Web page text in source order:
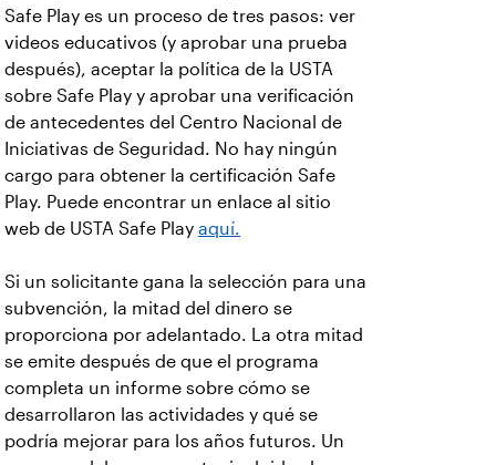
Safe Play es un proceso de tres pasos: ver
videos educativos (y aprobar una prueba
después), aceptar la política de la USTA
sobre Safe Play y aprobar una verificación
de antecedentes del Centro Nacional de
Iniciativas de Seguridad. No hay ningún
cargo para obtener la certificación Safe
Play. Puede encontrar un enlace al sitio
web de USTA Safe Play aquí.
Si un solicitante gana la selección para una
subvención, la mitad del dinero se
proporciona por adelantado. La otra mitad
se emite después de que el programa
completa un informe sobre cómo se
desarrollaron las actividades y qué se
podría mejorar para los años futuros. Un